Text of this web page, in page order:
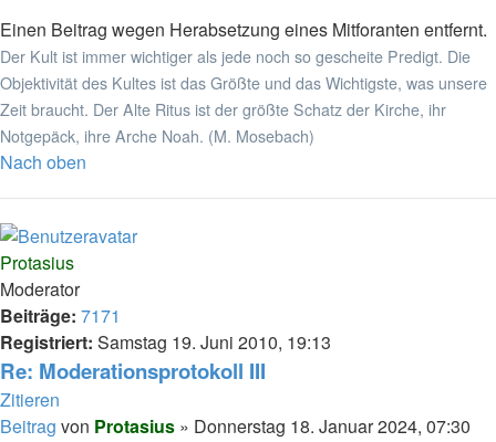
Einen Beitrag wegen Herabsetzung eines Mitforanten entfernt.
Der Kult ist immer wichtiger als jede noch so gescheite Predigt. Die
Objektivität des Kultes ist das Größte und das Wichtigste, was unsere
Zeit braucht. Der Alte Ritus ist der größte Schatz der Kirche, ihr
Notgepäck, ihre Arche Noah. (M. Mosebach)
Nach oben
Protasius
Moderator
Beiträge: 7171
Registriert: Samstag 19. Juni 2010, 19:13
Re: Moderationsprotokoll III
Zitieren
Beitrag von Protasius » Donnerstag 18. Januar 2024, 07:30